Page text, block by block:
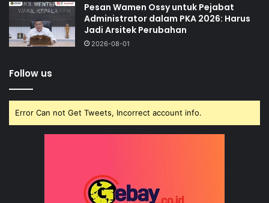
Pesan Wamen Ossy untuk Pejabat
Administrator dalam PKA 2026: Harus
Jadi Arsitek Perubahan
2026-08-01
Follow us
Error Can not Get Tweets, Incorrect account info.